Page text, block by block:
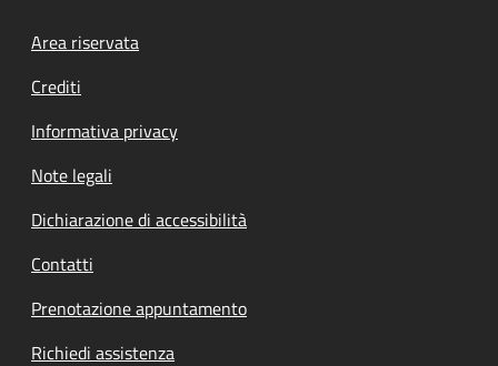
Footer menu
Area riservata
Crediti
Informativa privacy
Note legali
Dichiarazione di accessibilità
Contatti
Prenotazione appuntamento
Richiedi assistenza